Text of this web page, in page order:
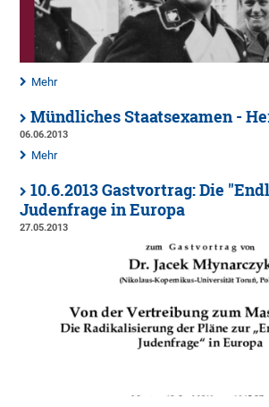
Mehr
Mündliches Staatsexamen -
06.06.2013
Mehr
10.6.2013 Gastvortrag: Die
Judenfrage in Europa
27.05.2013